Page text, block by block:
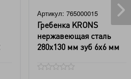
Артикул: 765000015
Гребенка KRONS
нержавеющая сталь
280x130 мм зуб 6x6 мм